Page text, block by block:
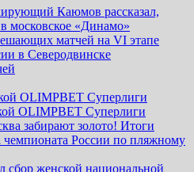
Каюмов рассказал,
московское «Динамо»
матчей на VI этапе
в Северодвинске
OLIMPBET Суперлиги
OLIMPBET Суперлиги
забирают золото! Итоги
чемпионата России по пляжному
сбор женской национальной